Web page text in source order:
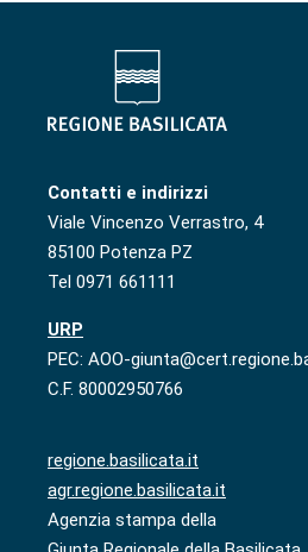
Contatti e indirizzi
Viale Vincenzo Verrastro, 4
85100 Potenza PZ
Tel 0971 661111
URP
PEC: AOO-
C.F. 80002950766
regione.basilicata.it
agr.regione.basilicata.it
Agenzia stampa della